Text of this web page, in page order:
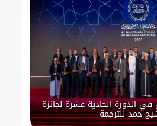
في الدورة الحادية عشرة لجائزة
حمد للترجمة